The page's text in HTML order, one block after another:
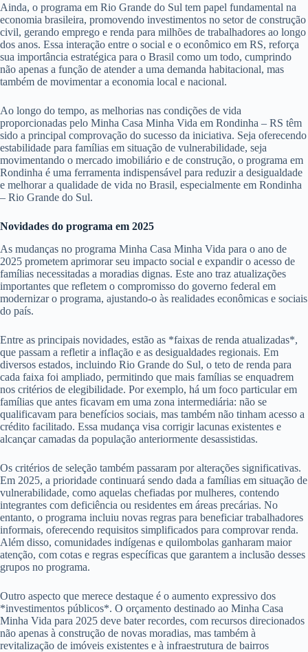
Ainda, o programa em Rio Grande do Sul tem papel fundamental na
economia brasileira, promovendo investimentos no setor de construção
civil, gerando emprego e renda para milhões de trabalhadores ao longo
dos anos. Essa interação entre o social e o econômico em RS, reforça
sua importância estratégica para o Brasil como um todo, cumprindo
não apenas a função de atender a uma demanda habitacional, mas
também de movimentar a economia local e nacional.
Ao longo do tempo, as melhorias nas condições de vida
proporcionadas pelo Minha Casa Minha Vida em Rondinha – RS têm
sido a principal comprovação do sucesso da iniciativa. Seja oferecendo
estabilidade para famílias em situação de vulnerabilidade, seja
movimentando o mercado imobiliário e de construção, o programa em
Rondinha é uma ferramenta indispensável para reduzir a desigualdade
e melhorar a qualidade de vida no Brasil, especialmente em Rondinha
– Rio Grande do Sul.
Novidades do programa em 2025
As mudanças no programa Minha Casa Minha Vida para o ano de
2025 prometem aprimorar seu impacto social e expandir o acesso de
famílias necessitadas a moradias dignas. Este ano traz atualizações
importantes que refletem o compromisso do governo federal em
modernizar o programa, ajustando-o às realidades econômicas e sociais
do país.
Entre as principais novidades, estão as *faixas de renda atualizadas*,
que passam a refletir a inflação e as desigualdades regionais. Em
diversos estados, incluindo Rio Grande do Sul, o teto de renda para
cada faixa foi ampliado, permitindo que mais famílias se enquadrem
nos critérios de elegibilidade. Por exemplo, há um foco particular em
famílias que antes ficavam em uma zona intermediária: não se
qualificavam para benefícios sociais, mas também não tinham acesso a
crédito facilitado. Essa mudança visa corrigir lacunas existentes e
alcançar camadas da população anteriormente desassistidas.
Os critérios de seleção também passaram por alterações significativas.
Em 2025, a prioridade continuará sendo dada a famílias em situação de
vulnerabilidade, como aquelas chefiadas por mulheres, contendo
integrantes com deficiência ou residentes em áreas precárias. No
entanto, o programa incluiu novas regras para beneficiar trabalhadores
informais, oferecendo requisitos simplificados para comprovar renda.
Além disso, comunidades indígenas e quilombolas ganharam maior
atenção, com cotas e regras específicas que garantem a inclusão desses
grupos no programa.
Outro aspecto que merece destaque é o aumento expressivo dos
*investimentos públicos*. O orçamento destinado ao Minha Casa
Minha Vida para 2025 deve bater recordes, com recursos direcionados
não apenas à construção de novas moradias, mas também à
revitalização de imóveis existentes e à infraestrutura de bairros